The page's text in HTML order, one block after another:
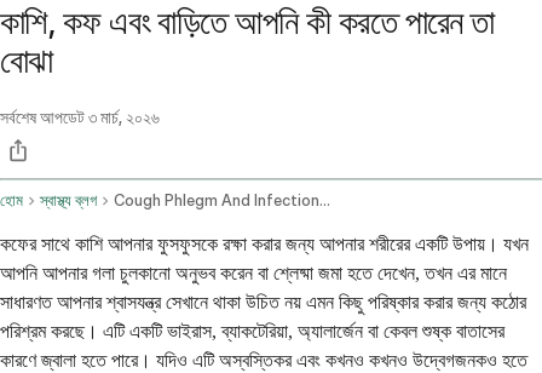
কাশি, কফ এবং বাড়িতে আপনি কী করতে পারেন তা
বোঝা
সর্বশেষ আপডেট৩ মার্চ, ২০২৬
হোম স্বাস্থ্য ব্লগ Cough Phlegm And Infections Home Remedies And Otc Treatments
কফের সাথে কাশি আপনার ফুসফুসকে রক্ষা করার জন্য আপনার শরীরের একটি উপায়। যখন
আপনি আপনার গলা চুলকানো অনুভব করেন বা শ্লেষ্মা জমা হতে দেখেন, তখন এর মানে
সাধারণত আপনার শ্বাসযন্ত্র সেখানে থাকা উচিত নয় এমন কিছু পরিষ্কার করার জন্য কঠোর
পরিশ্রম করছে। এটি একটি ভাইরাস, ব্যাকটেরিয়া, অ্যালার্জেন বা কেবল শুষ্ক বাতাসের
কারণে জ্বালা হতে পারে। যদিও এটি অস্বস্তিকর এবং কখনও কখনও উদ্বেগজনকও হতে